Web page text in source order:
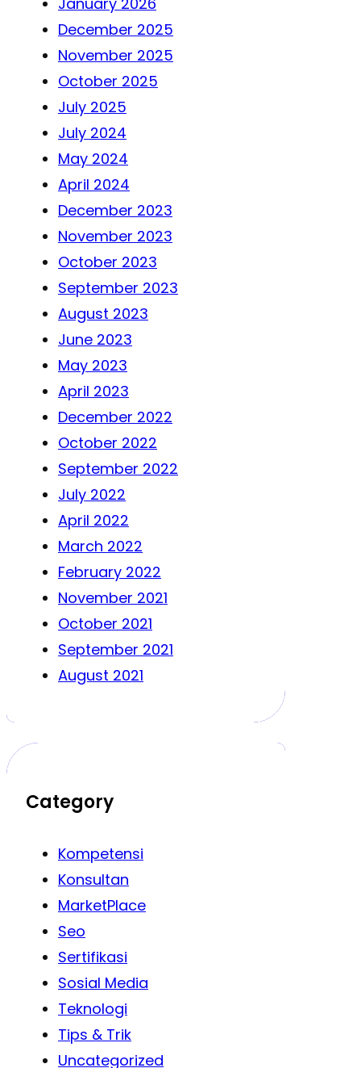
December 2025
November 2025
October 2025
July 2025
July 2024
May 2024
April 2024
December 2023
November 2023
October 2023
September 2023
August 2023
June 2023
May 2023
April 2023
December 2022
October 2022
September 2022
July 2022
April 2022
March 2022
February 2022
November 2021
October 2021
September 2021
August 2021
Category
Kompetensi
Konsultan
MarketPlace
Seo
Sertifikasi
Sosial Media
Teknologi
Tips & Trik
Uncategorized